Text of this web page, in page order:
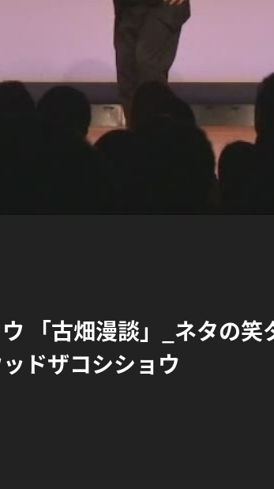
「古畑漫談」_ネタの
ドザコシショウ